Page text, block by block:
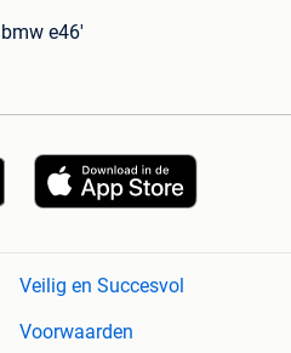
e46'
Veilig en Succesvol
Voorwaarden